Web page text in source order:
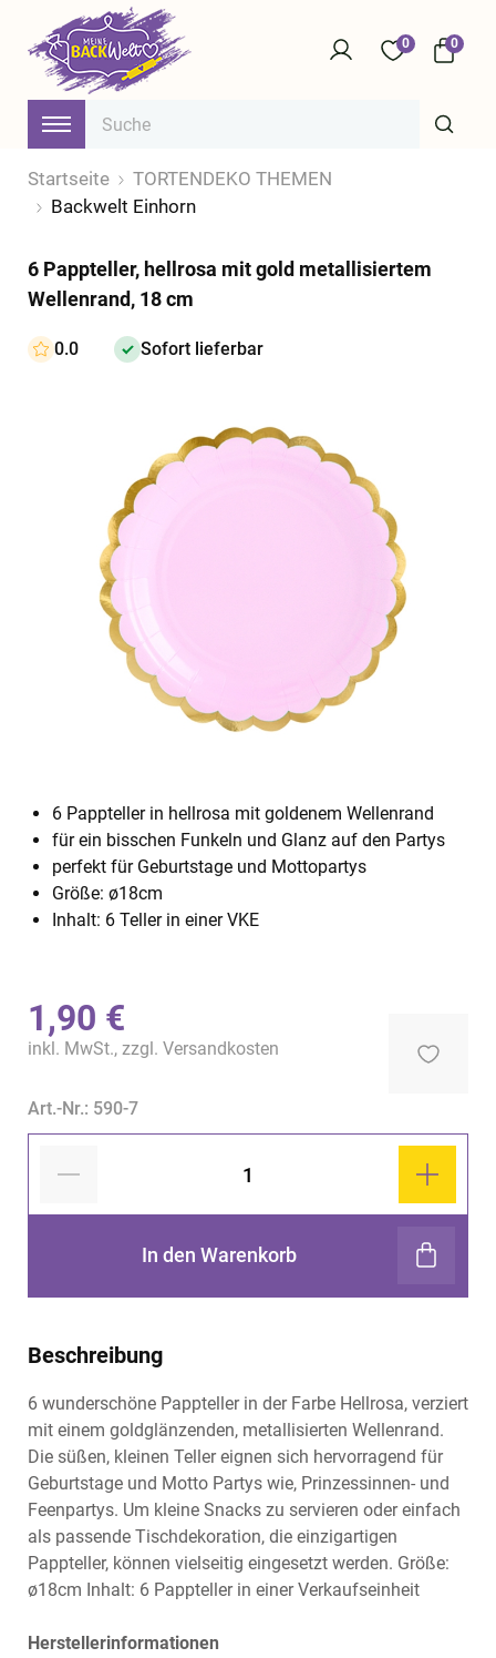
0 0
Startseite
TORTENDEKO THEMEN
Backwelt Einhorn
6 Pappteller, hellrosa mit gold metallisiertem
Wellenrand, 18 cm
0.0 Sofort lieferbar
6 Pappteller in hellrosa mit goldenem Wellenrand
für ein bisschen Funkeln und Glanz auf den Partys
perfekt für Geburtstage und Mottopartys
Größe: ø18cm
Inhalt: 6 Teller in einer VKE
1,90 €
inkl. MwSt., zzgl. Versandkosten
Art.-Nr.: 590-7
In den Warenkorb
Beschreibung
6 wunderschöne Pappteller in der Farbe Hellrosa, verziert
mit einem goldglänzenden, metallisierten Wellenrand.
Die süßen, kleinen Teller eignen sich hervorragend für
Geburtstage und Motto Partys wie, Prinzessinnen- und
Feenpartys. Um kleine Snacks zu servieren oder einfach
als passende Tischdekoration, die einzigartigen
Pappteller, können vielseitig eingesetzt werden. Größe:
ø18cm Inhalt: 6 Pappteller in einer Verkaufseinheit
Herstellerinformationen